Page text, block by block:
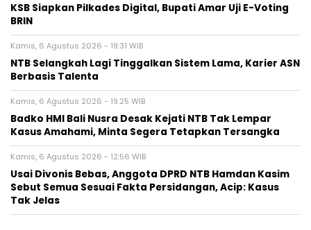
KSB Siapkan Pilkades Digital, Bupati Amar Uji E-Voting
BRIN
Kamis, 6 Agustus 2026 - 19:31 WIB
NTB Selangkah Lagi Tinggalkan Sistem Lama, Karier ASN
Berbasis Talenta
Kamis, 6 Agustus 2026 - 19:25 WIB
Badko HMI Bali Nusra Desak Kejati NTB Tak Lempar
Kasus Amahami, Minta Segera Tetapkan Tersangka
Kamis, 6 Agustus 2026 - 12:56 WIB
Usai Divonis Bebas, Anggota DPRD NTB Hamdan Kasim
Sebut Semua Sesuai Fakta Persidangan, Acip: Kasus
Tak Jelas